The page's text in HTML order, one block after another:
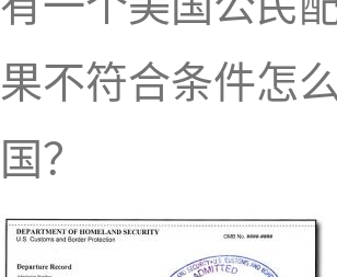
果不符合条件怎
国？